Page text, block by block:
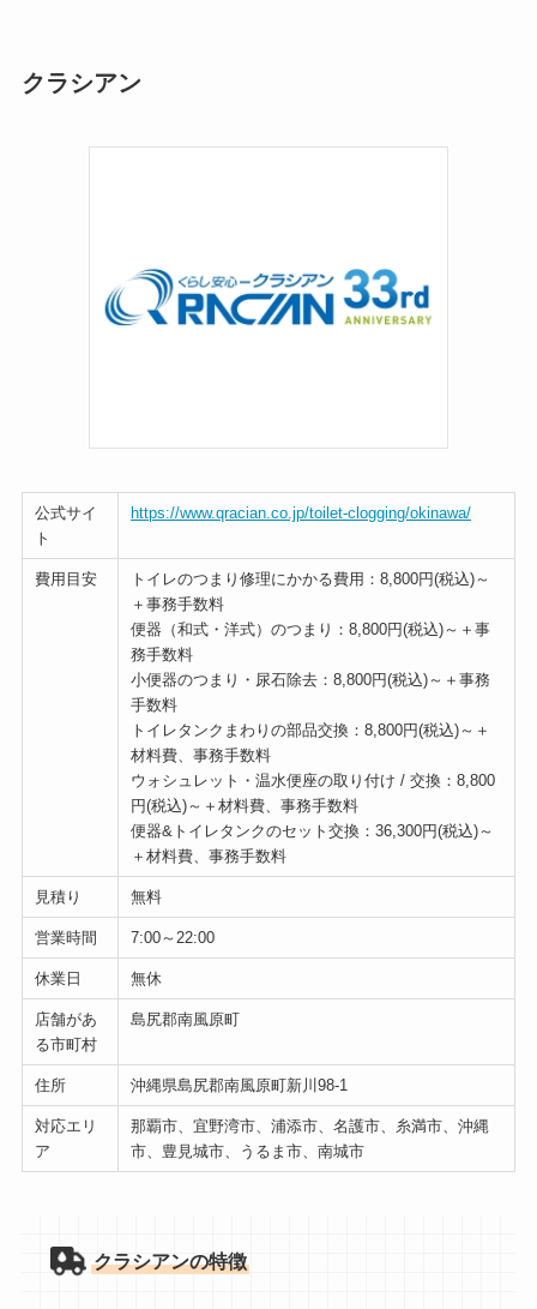
クラシアン
公式サイ
ト
https://www.qracian.co.jp/toilet-clogging/okinawa/
費用目安
トイレのつまり修理にかかる費用：8,800円(税込)～
＋事務手数料
便器（和式・洋式）のつまり：8,800円(税込)～＋事
務手数料
小便器のつまり・尿石除去：8,800円(税込)～＋事務
手数料
トイレタンクまわりの部品交換：8,800円(税込)～＋
材料費、事務手数料
ウォシュレット・温水便座の取り付け / 交換：8,800
円(税込)～＋材料費、事務手数料
便器&トイレタンクのセット交換：36,300円(税込)～
＋材料費、事務手数料
見積り 無料
営業時間 7:00～22:00
休業日 無休
店舗があ
る市町村
島尻郡南風原町
住所 沖縄県島尻郡南風原町新川98-1
対応エリ
ア
那覇市、宜野湾市、浦添市、名護市、糸満市、沖縄
市、豊見城市、うるま市、南城市
クラシアンの特徴